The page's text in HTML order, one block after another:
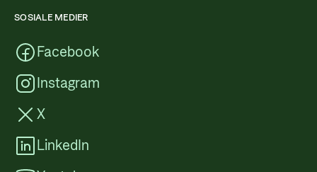
SOSIALE MEDIER
Facebook
Instagram
X
LinkedIn